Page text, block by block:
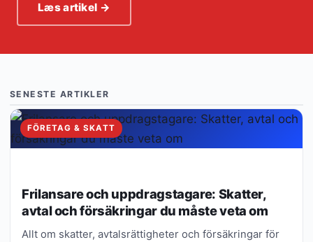
Læs artikel →
SENESTE ARTIKLER
FÖRETAG & SKATT
Frilansare och uppdragstagare: Skatter,
avtal och försäkringar du måste veta om
Allt om skatter, avtalsrättigheter och försäkringar för